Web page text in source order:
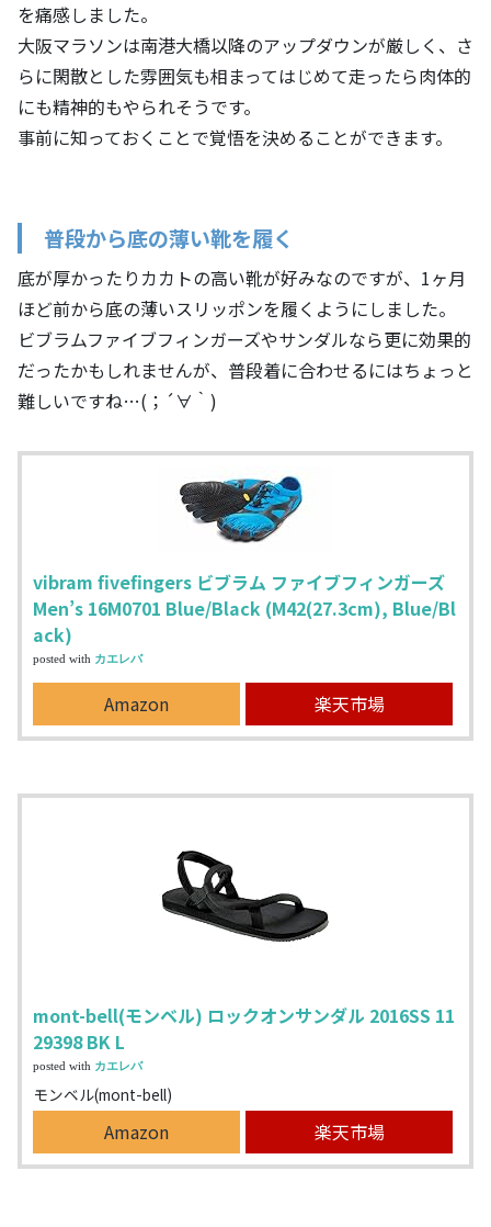
を痛感しました。
大阪マラソンは南港大橋以降のアップダウンが厳しく、さ
らに閑散とした雰囲気も相まってはじめて走ったら肉体的
にも精神的もやられそうです。
事前に知っておくことで覚悟を決めることができます。
普段から底の薄い靴を履く
底が厚かったりカカトの高い靴が好みなのですが、1ヶ月
ほど前から底の薄いスリッポンを履くようにしました。
ビブラムファイブフィンガーズやサンダルなら更に効果的
だったかもしれませんが、普段着に合わせるにはちょっと
難しいですね…(；´∀｀)
vibram fivefingers ビブラム ファイブフィンガーズ
Men’s 16M0701 Blue/Black (M42(27.3cm), Blue/Bl
ack)
posted with カエレバ
Amazon 楽天市場
mont-bell(モンベル) ロックオンサンダル 2016SS 11
29398 BK L
posted with カエレバ
モンベル(mont-bell)
Amazon 楽天市場